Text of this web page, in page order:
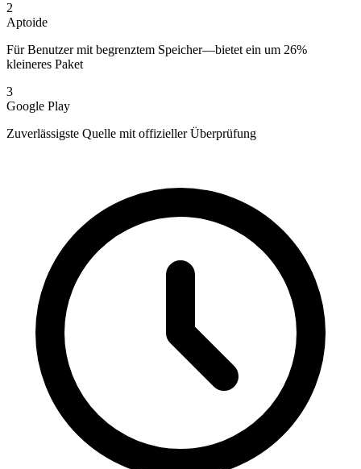
2
Aptoide
Für Benutzer mit begrenztem Speicher—bietet ein um 26%
kleineres Paket
3
Google Play
Zuverlässigste Quelle mit offizieller Überprüfung